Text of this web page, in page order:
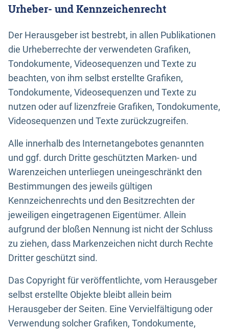
Urheber- und Kennzeichenrecht
Der Herausgeber ist bestrebt, in allen Publikationen
die Urheberrechte der verwendeten Grafiken,
Tondokumente, Videosequenzen und Texte zu
beachten, von ihm selbst erstellte Grafiken,
Tondokumente, Videosequenzen und Texte zu
nutzen oder auf lizenzfreie Grafiken, Tondokumente,
Videosequenzen und Texte zurückzugreifen.
Alle innerhalb des Internetangebotes genannten
und ggf. durch Dritte geschützten Marken- und
Warenzeichen unterliegen uneingeschränkt den
Bestimmungen des jeweils gültigen
Kennzeichenrechts und den Besitzrechten der
jeweiligen eingetragenen Eigentümer. Allein
aufgrund der bloßen Nennung ist nicht der Schluss
zu ziehen, dass Markenzeichen nicht durch Rechte
Dritter geschützt sind.
Das Copyright für veröffentlichte, vom Herausgeber
selbst erstellte Objekte bleibt allein beim
Herausgeber der Seiten. Eine Vervielfältigung oder
Verwendung solcher Grafiken, Tondokumente,